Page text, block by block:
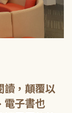
讀，顛覆以
電子書也